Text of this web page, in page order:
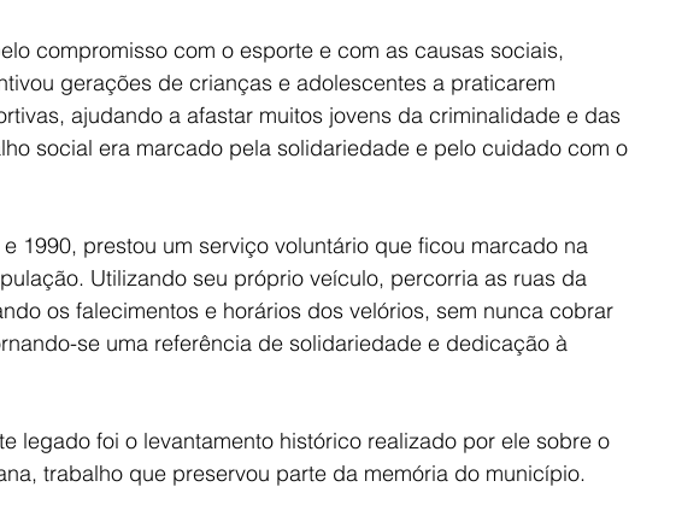
compromisso com o esporte e com as causas sociais,
gerações de crianças e adolescentes a praticarem
ajudando a afastar muitos jovens da criminalidade e das
social era marcado pela solidariedade e pelo cuidado com o
1990, prestou um serviço voluntário que ficou marcado na
Utilizando seu próprio veículo, percorria as ruas da
os falecimentos e horários dos velórios, sem nunca cobrar
se uma referência de solidariedade e dedicação à
legado foi o levantamento histórico realizado por ele sobre o
trabalho que preservou parte da memória do município.